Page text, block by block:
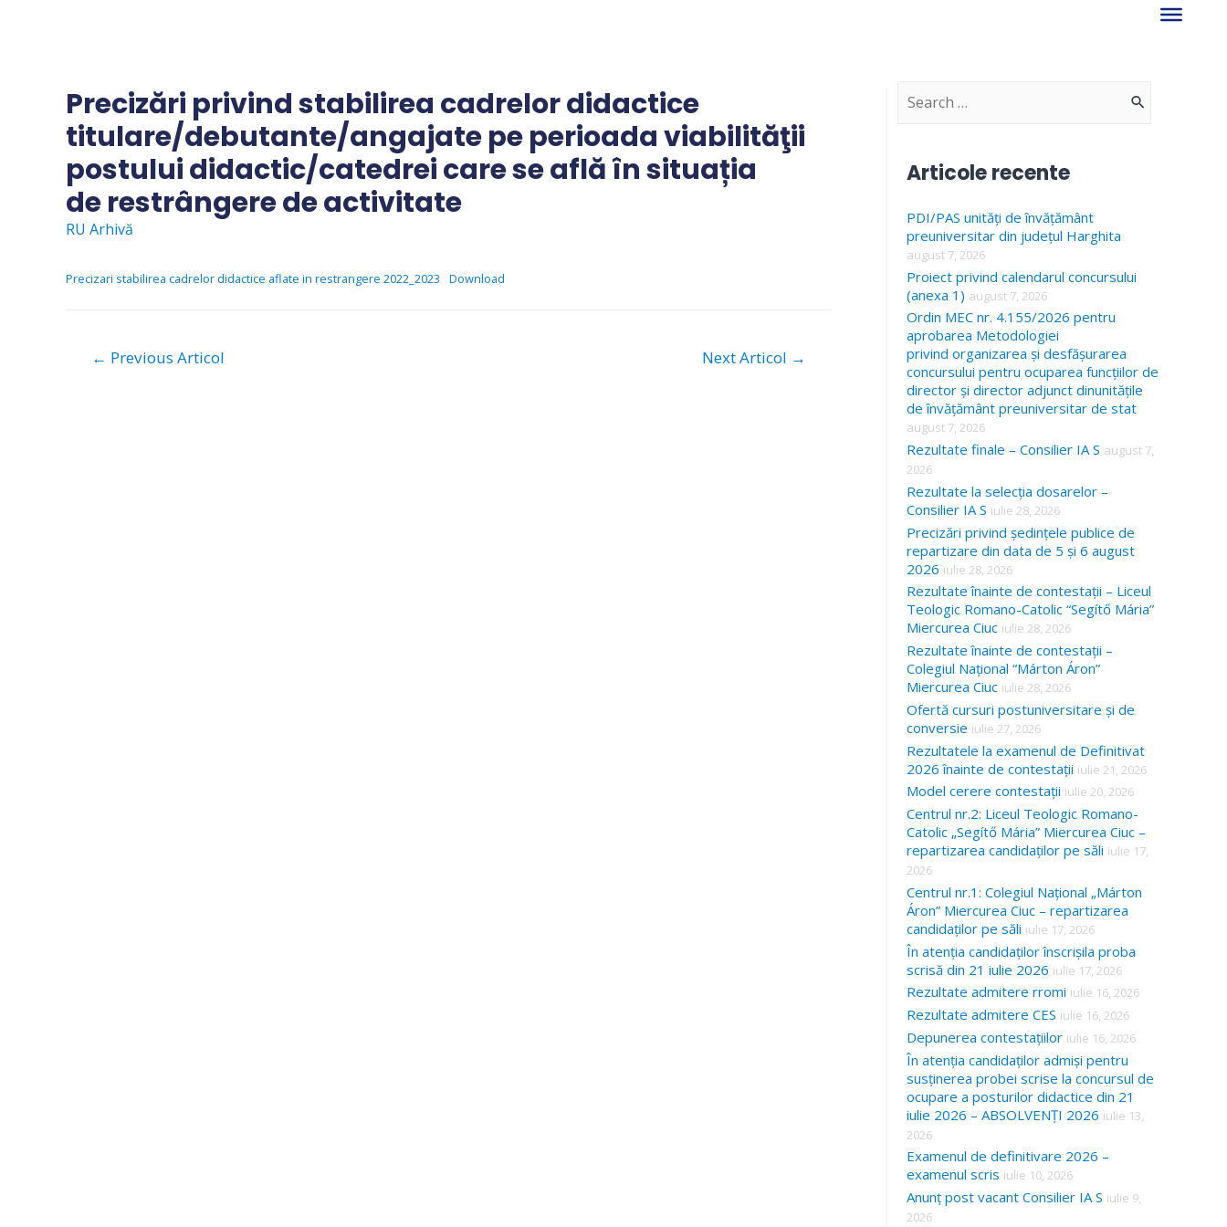
Precizări privind stabilirea cadrelor didactice
titulare/debutante/angajate pe perioada viabilităţii
postului didactic/catedrei care se află în situația
de restrângere de activitate
RU Arhivă
Precizari stabilirea cadrelor didactice aflate in restrangere 2022_2023 Download
Navigare
← Previous Articol Next Articol →
S
c
h
f
o
r
:
Articole recente
PDI/PAS unități de învățământ
preuniversitar din județul Harghita
august 7, 2026
Proiect privind calendarul concursului
(anexa 1) august 7, 2026
Ordin MEC nr. 4.155/2026 pentru
aprobarea Metodologiei
privind organizarea și desfășurarea
concursului pentru ocuparea funcțiilor de
director și director adjunct dinunitățile
de învățământ preuniversitar de stat
august 7, 2026
Rezultate finale – Consilier IA S august 7,
2026
Rezultate la selecția dosarelor –
Consilier IA S iulie 28, 2026
Precizări privind ședințele publice de
repartizare din data de 5 și 6 august
2026 iulie 28, 2026
Rezultate înainte de contestații – Liceul
Teologic Romano-Catolic “Segítő Mária”
Miercurea Ciuc iulie 28, 2026
Rezultate înainte de contestații –
Colegiul Național “Márton Áron”
Miercurea Ciuc iulie 28, 2026
Ofertă cursuri postuniversitare și de
conversie iulie 27, 2026
Rezultatele la examenul de Definitivat
2026 înainte de contestații iulie 21, 2026
Model cerere contestații iulie 20, 2026
Centrul nr.2: Liceul Teologic Romano-
Catolic „Segítő Mária” Miercurea Ciuc –
repartizarea candidaților pe săli iulie 17,
2026
Centrul nr.1: Colegiul Național „Márton
Áron” Miercurea Ciuc – repartizarea
candidaților pe săli iulie 17, 2026
În atenția candidaților înscrișila proba
scrisă din 21 iulie 2026 iulie 17, 2026
Rezultate admitere rromi iulie 16, 2026
Rezultate admitere CES iulie 16, 2026
Depunerea contestațiilor iulie 16, 2026
În atenția candidaților admiși pentru
susținerea probei scrise la concursul de
ocupare a posturilor didactice din 21
iulie 2026 – ABSOLVENȚI 2026 iulie 13,
2026
Examenul de definitivare 2026 –
examenul scris iulie 10, 2026
Anunț post vacant Consilier IA S iulie 9,
2026